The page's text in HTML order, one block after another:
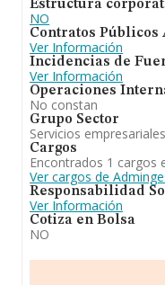
Estructura
NO
Contratos Públicos
Ver Información
Incidencias de
Ver Información
Operaciones
No constan
Grupo Sector
Servicios empresariales
Cargos
Encontrados 1 cargos
Ver cargos de
Responsabilidad
Ver Información
Cotiza en Bolsa
NO